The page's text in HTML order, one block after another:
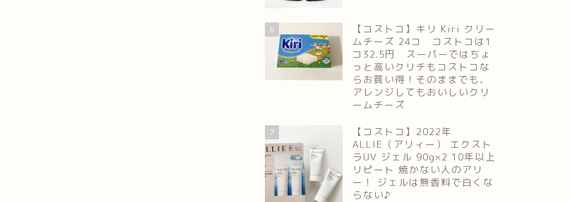
6
【コストコ】キリ Kiri クリー
ムチーズ 24コ コストコは1
コ32.5円 スーパーではちょ
っと高いクリチもコストコな
らお買い得！そのままでも、
アレンジしてもおいしいクリ
ームチーズ
7
【コストコ】2022年
ALLIE（アリィー） エクスト
ラUV ジェル 90g×2 10年以上
リピート 焼かない人のアリ
ー！ ジェルは無香料で白くな
らない♪